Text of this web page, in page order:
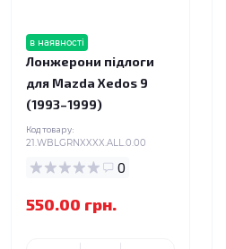
в наявності
Лонжерони підлоги
для Mazda Xedos 9
(1993–1999)
Код товару:
21.WBLGRNXXXX.ALL.0.00
0
550.00 грн.